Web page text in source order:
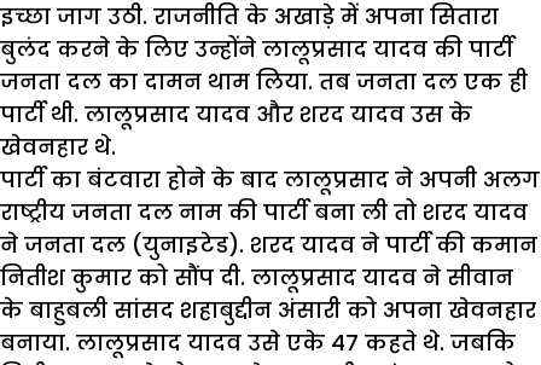
इच्छा जाग उठी. राजनीति के अखाड़े में अपना सितारा
बुलंद करने के लिए उन्होंने लालूप्रसाद यादव की पार्टी
जनता दल का दामन थाम लिया. तब जनता दल एक ही
पार्टी थी. लालूप्रसाद यादव और शरद यादव उस के
खेवनहार थे.
पार्टी का बंटवारा होने के बाद लालूप्रसाद ने अपनी अलग
राष्ट्रीय जनता दल नाम की पार्टी बना ली तो शरद यादव
ने जनता दल (युनाइटेड). शरद यादव ने पार्टी की कमान
नितीश कुमार को सौंप दी. लालूप्रसाद यादव ने सीवान
के बाहुबली सांसद शहाबुद्दीन अंसारी को अपना खेवनहार
बनाया. लालूप्रसाद यादव उसे एके 47 कहते थे. जबकि